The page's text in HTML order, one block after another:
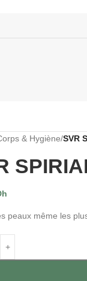
& Hygiène/SVR
peaux même les